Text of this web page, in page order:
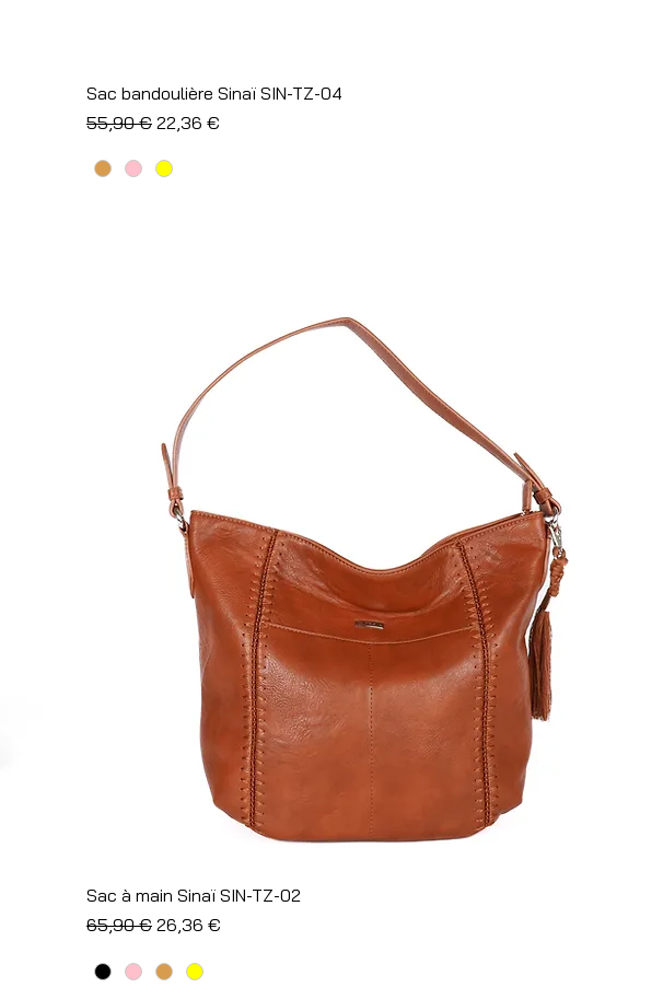
Aperçu rapide
Sac bandoulière Sinaï SIN-TZ-04
Prix original
55,90 € Prix promotionnel
22,36 €
Sac à main Sinaï SIN-TZ-02
Prix original
65,90 € Prix promotionnel
26,36 €